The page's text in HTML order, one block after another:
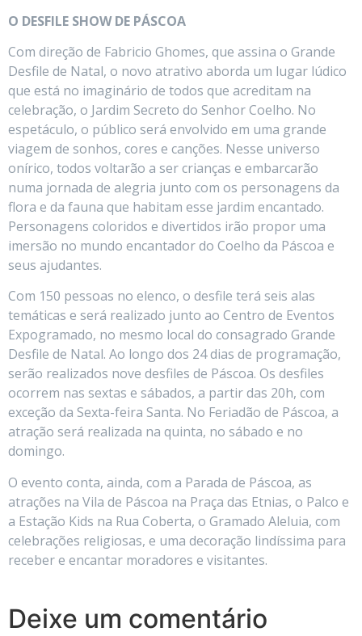
O DESFILE SHOW DE PÁSCOA
Com direção de Fabricio Ghomes, que assina o Grande
Desfile de Natal, o novo atrativo aborda um lugar lúdico
que está no imaginário de todos que acreditam na
celebração, o Jardim Secreto do Senhor Coelho. No
espetáculo, o público será envolvido em uma grande
viagem de sonhos, cores e canções. Nesse universo
onírico, todos voltarão a ser crianças e embarcarão
numa jornada de alegria junto com os personagens da
flora e da fauna que habitam esse jardim encantado.
Personagens coloridos e divertidos irão propor uma
imersão no mundo encantador do Coelho da Páscoa e
seus ajudantes.
Com 150 pessoas no elenco, o desfile terá seis alas
temáticas e será realizado junto ao Centro de Eventos
Expogramado, no mesmo local do consagrado Grande
Desfile de Natal. Ao longo dos 24 dias de programação,
serão realizados nove desfiles de Páscoa. Os desfiles
ocorrem nas sextas e sábados, a partir das 20h, com
exceção da Sexta-feira Santa. No Feriadão de Páscoa, a
atração será realizada na quinta, no sábado e no
domingo.
O evento conta, ainda, com a Parada de Páscoa, as
atrações na Vila de Páscoa na Praça das Etnias, o Palco e
a Estação Kids na Rua Coberta, o Gramado Aleluia, com
celebrações religiosas, e uma decoração lindíssima para
receber e encantar moradores e visitantes.
Deixe um comentário